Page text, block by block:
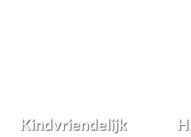
Kindvriendelijk